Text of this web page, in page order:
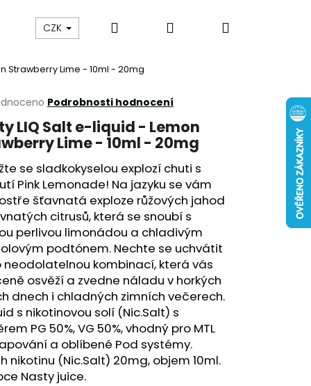
Obch. podmínky Reklamace
CZK Hledat PřihlášeníNákupní
Strawberry Lime - 10ml - 20mg
Podrobnosti hodnocení
LIQ Salt e-liquid - Lemon
Lime - 10ml - 20mg
se sladkokyselou explozí chuti s
Pink Lemonade! Na jazyku se vám
šťavnatá exploze růžových jahod
citrusů, která se snoubí s
perlivou limonádou a chladivým
podtónem. Nechte se uchvátit
neodolatelnou kombinací, která vás
osvěží a zvedne náladu v horkých
dnech i chladných zimních večerech.
s nikotinovou solí (Nic.Salt) s
PG 50%,VG 50%, vhodný pro MTL
a oblíbené Pod systémy.
nikotinu (Nic.Salt) 20mg, objem 10ml.
Nasty juice.
Následující
SHIP 10ML 18MG